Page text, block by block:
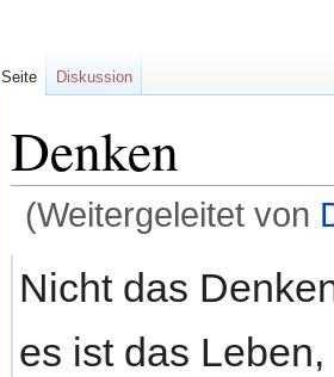
Denken
(Weitergeleitet von
Navigation
Suche
Nicht das
es ist das
Seite Diskussion